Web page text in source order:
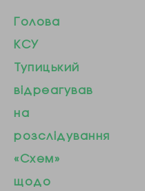
Голова
КСУ
Тупицький
відреагував
на
розслідування
«Схем»
щодо